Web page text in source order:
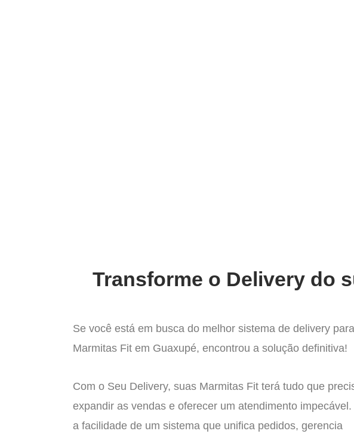
Transforme o Delivery do
Se você está em busca do melhor sistema de delivery
Marmitas Fit em Guaxupé, encontrou a solução definitiva!
Com o Seu Delivery, suas Marmitas Fit terá tudo que
expandir as vendas e oferecer um atendimento
a facilidade de um sistema que unifica pedidos, gerencia